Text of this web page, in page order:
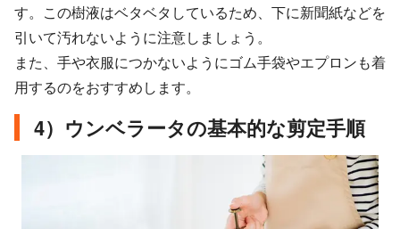
す。この樹液はベタベタしているため、下に新聞紙などを
引いて汚れないように注意しましょう。
また、手や衣服につかないようにゴム手袋やエプロンも着
用するのをおすすめします。
4）ウンベラータの基本的な剪定手順